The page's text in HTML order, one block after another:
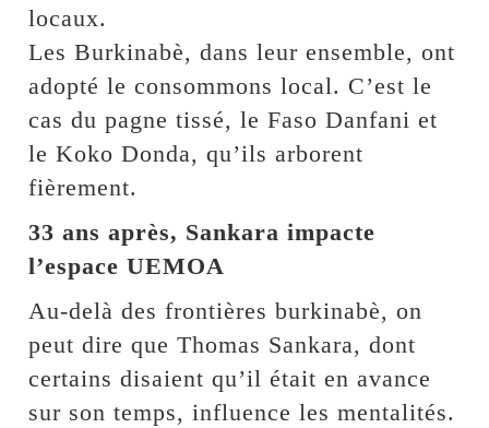
locaux.
Les Burkinabè, dans leur ensemble, ont
adopté le consommons local. C’est le
cas du pagne tissé, le Faso Danfani et
le Koko Donda, qu’ils arborent
fièrement.
33 ans après, Sankara impacte
l’espace UEMOA
Au-delà des frontières burkinabè, on
peut dire que Thomas Sankara, dont
certains disaient qu’il était en avance
sur son temps, influence les mentalités.